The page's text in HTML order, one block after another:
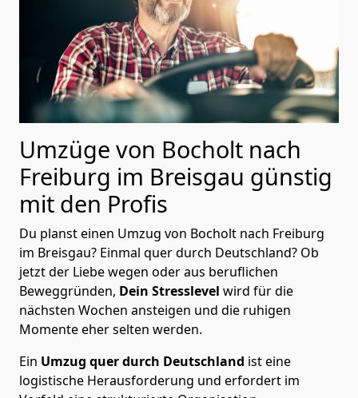
Umzüge von Bocholt nach
Freiburg im Breisgau günstig
mit den Profis
Du planst einen Umzug von Bocholt nach Freiburg
im Breisgau? Einmal quer durch Deutschland? Ob
jetzt der Liebe wegen oder aus beruflichen
Beweggründen, Dein Stresslevel wird für die
nächsten Wochen ansteigen und die ruhigen
Momente eher selten werden.
Ein Umzug quer durch Deutschland ist eine
logistische Herausforderung und erfordert im